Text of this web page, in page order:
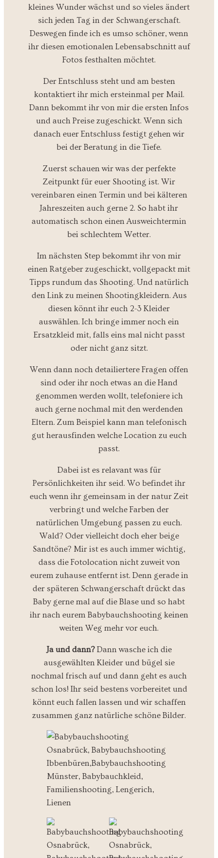
kleines Wunder wächst und so vieles ändert
sich jeden Tag in der Schwangerschaft.
Deswegen finde ich es umso schöner, wenn
ihr diesen emotionalen Lebensabschnitt auf
Fotos festhalten möchtet.
Der Entschluss steht und am besten
kontaktiert ihr mich ersteinmal per Mail.
Dann bekommt ihr von mir die ersten Infos
und auch Preise zugeschickt. Wenn sich
danach euer Entschluss festigt gehen wir
bei der Beratung in die Tiefe.
Zuerst schauen wir was der perfekte
Zeitpunkt für euer Shooting ist. Wir
vereinbaren einen Termin und bei kälteren
Jahreszeiten auch gerne 2. So habt ihr
automatisch schon einen Ausweichtermin
bei schlechtem Wetter.
Im nächsten Step bekommt ihr von mir
einen Ratgeber zugeschickt, vollgepackt mit
Tipps rundum das Shooting. Und natürlich
den Link zu meinen Shootingkleidern. Aus
diesen könnt ihr euch 2-3 Kleider
auswählen. Ich bringe immer noch ein
Ersatzkleid mit, falls eins mal nicht passt
oder nicht ganz sitzt.
Wenn dann noch detailiertere Fragen offen
sind oder ihr noch etwas an die Hand
genommen werden wollt, telefoniere ich
auch gerne nochmal mit den werdenden
Eltern. Zum Beispiel kann man telefonisch
gut herausfinden welche Location zu euch
passt.
Dabei ist es relavant was für
Persönlichkeiten ihr seid. Wo befindet ihr
euch wenn ihr gemeinsam in der natur Zeit
verbringt und welche Farben der
natürlichen Umgebung passen zu euch.
Wald? Oder vielleicht doch eher beige
Sandtöne? Mir ist es auch immer wichtig,
dass die Fotolocation nicht zuweit von
eurem zuhause entfernt ist. Denn gerade in
der späteren Schwangerschaft drückt das
Baby gerne mal auf die Blase und so habt
ihr nach eurem Babybauchshooting keinen
weiten Weg mehr vor euch.
Ja und dann?Dann wasche ich die
ausgewählten Kleider und bügel sie
nochmal frisch auf und dann geht es auch
schon los! Ihr seid bestens vorbereitet und
könnt euch fallen lassen und wir schaffen
zusammen ganz natürliche schöne Bilder.